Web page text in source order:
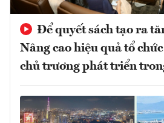
Để quyết sách tạo ra
Nâng cao hiệu quả tổ
chủ trương phát triển